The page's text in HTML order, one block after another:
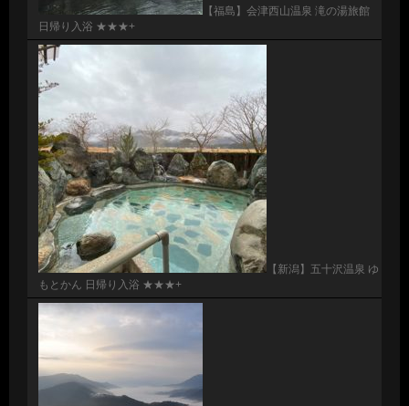
【福島】会津西山温泉 滝の湯旅館
日帰り入浴 ★★★+
【新潟】五十沢温泉 ゆ
もとかん 日帰り入浴 ★★★+